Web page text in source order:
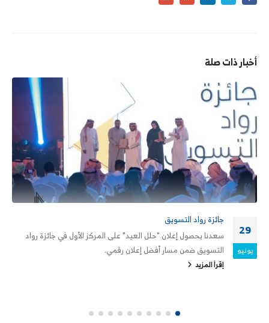
أخبار ذات صلة
07
مارس
LEAP 2024
سعدنا بالمشاركة في مؤتمر ليب 2024 والذي شهد إقبالاً كبيراًِ من
المهتمين من جميع أنحاء العالم، حيث استعرضنا خلال مشاركتنا...
إقرأ المزيد